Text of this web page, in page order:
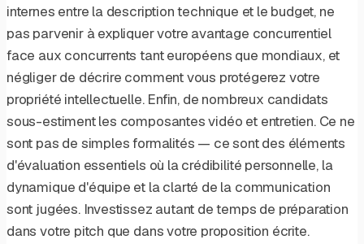
internes entre la description technique et le budget, ne
pas parvenir à expliquer votre avantage concurrentiel
face aux concurrents tant européens que mondiaux, et
négliger de décrire comment vous protégerez votre
propriété intellectuelle. Enfin, de nombreux candidats
sous-estiment les composantes vidéo et entretien. Ce ne
sont pas de simples formalités — ce sont des éléments
d'évaluation essentiels où la crédibilité personnelle, la
dynamique d'équipe et la clarté de la communication
sont jugées. Investissez autant de temps de préparation
dans votre pitch que dans votre proposition écrite.